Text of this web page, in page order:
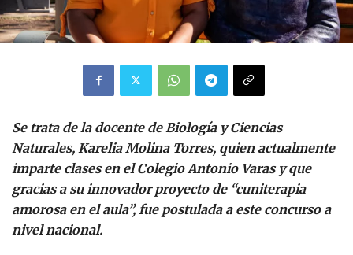
Se trata de la docente de Biología y Ciencias
Naturales, Karelia Molina Torres, quien actualmente
imparte clases en el Colegio Antonio Varas y que
gracias a su innovador proyecto de “cuniterapia
amorosa en el aula”, fue postulada a este concurso a
nivel nacional.